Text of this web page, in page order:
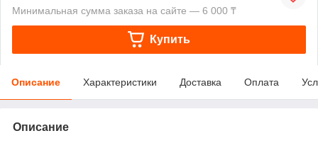
Минимальная сумма заказа на сайте — 6 000 ₸
Купить
Описание Характеристики Доставка Оплата
Описание